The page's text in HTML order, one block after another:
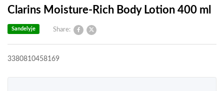
Clarins Moisture-Rich Body Lotion 400 ml
Share:
Sandelyje
3380810458169